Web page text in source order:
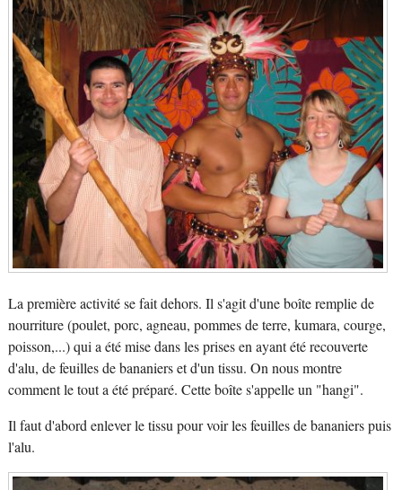
La première activité se fait dehors. Il s'agit d'une boîte remplie de
nourriture (poulet, porc, agneau, pommes de terre, kumara, courge,
poisson,...) qui a été mise dans les prises en ayant été recouverte
d'alu, de feuilles de bananiers et d'un tissu. On nous montre
comment le tout a été préparé. Cette boîte s'appelle un "hangi".
Il faut d'abord enlever le tissu pour voir les feuilles de bananiers puis
l'alu.